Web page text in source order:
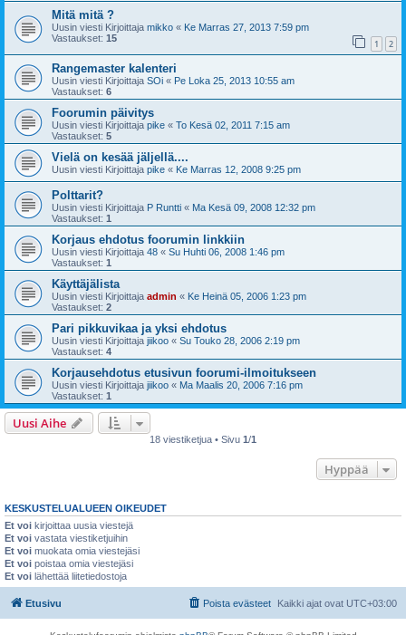
Mitä mitä ?
Uusin viesti Kirjoittaja mikko « Ke Marras 27, 2013 7:59 pm
Vastaukset: 15 1 2
Rangemaster kalenteri
Uusin viesti Kirjoittaja SOi « Pe Loka 25, 2013 10:55 am
Vastaukset: 6
Foorumin päivitys
Uusin viesti Kirjoittaja pike « To Kesä 02, 2011 7:15 am
Vastaukset: 5
Vielä on kesää jäljellä....
Uusin viesti Kirjoittaja pike « Ke Marras 12, 2008 9:25 pm
Polttarit?
Uusin viesti Kirjoittaja P Runtti « Ma Kesä 09, 2008 12:32 pm
Vastaukset: 1
Korjaus ehdotus foorumin linkkiin
Uusin viesti Kirjoittaja 48 « Su Huhti 06, 2008 1:46 pm
Vastaukset: 1
Käyttäjälista
Uusin viesti Kirjoittaja admin « Ke Heinä 05, 2006 1:23 pm
Vastaukset: 2
Pari pikkuvikaa ja yksi ehdotus
Uusin viesti Kirjoittaja jiikoo « Su Touko 28, 2006 2:19 pm
Vastaukset: 4
Korjausehdotus etusivun foorumi-ilmoitukseen
Uusin viesti Kirjoittaja jiikoo « Ma Maalis 20, 2006 7:16 pm
Vastaukset: 1
Uusi Aihe
18 viestiketjua • Sivu 1/1
Hyppää
KESKUSTELUALUEEN OIKEUDET
Et voi kirjoittaa uusia viestejä
Et voi vastata viestiketjuihin
Et voi muokata omia viestejäsi
Et voi poistaa omia viestejäsi
Et voi lähettää liitetiedostoja
Etusivu Kaikki ajat ovat UTC+03:00
Poista evästeet